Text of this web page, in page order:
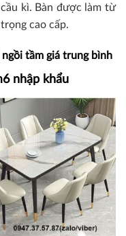
kì. Bàn được làm từ
cao cấp.
tầm giá trung bình
nhập khẩu